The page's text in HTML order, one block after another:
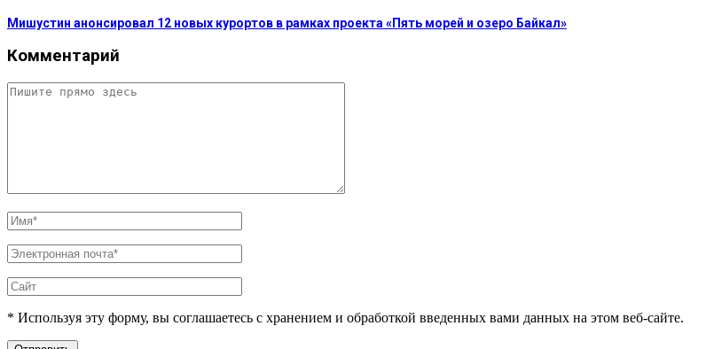
Мишустин анонсировал 12 новых курортов в рамках проекта «Пять морей и озеро Байкал»
Комментарий
* Используя эту форму, вы соглашаетесь с хранением и обработкой введенных вами данных на этом веб-сайте.